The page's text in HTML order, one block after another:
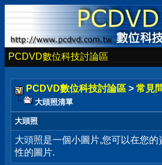
PCDVD數位科技討論區
PCDVD數位科技討論區 > 常見
大頭照清單
大頭照
大頭照是一個小圖片,您可以在您
性的圖片.